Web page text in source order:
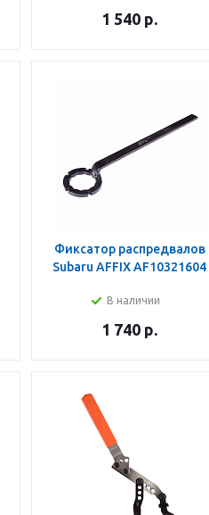
1 540 р.
Фиксатор распредвалов
Subaru AFFIX AF10321604
В наличии
1 740 р.